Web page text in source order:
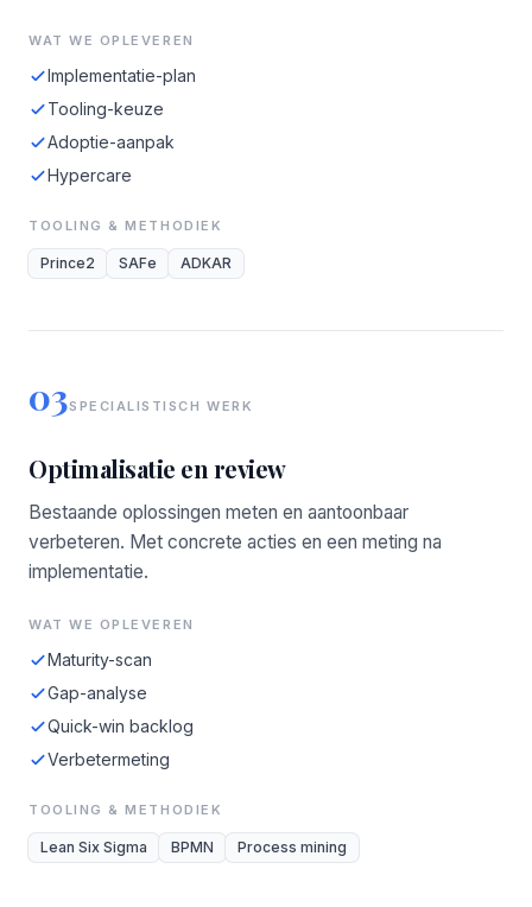
WAT WE OPLEVEREN
Implementatie-plan
Tooling-keuze
Adoptie-aanpak
Hypercare
TOOLING & METHODIEK
Prince2 SAFe ADKAR
03SPECIALISTISCH WERK
Optimalisatie en review
Bestaande oplossingen meten en aantoonbaar
verbeteren. Met concrete acties en een meting na
implementatie.
WAT WE OPLEVEREN
Maturity-scan
Gap-analyse
Quick-win backlog
Verbetermeting
TOOLING & METHODIEK
Lean Six Sigma BPMN Process mining